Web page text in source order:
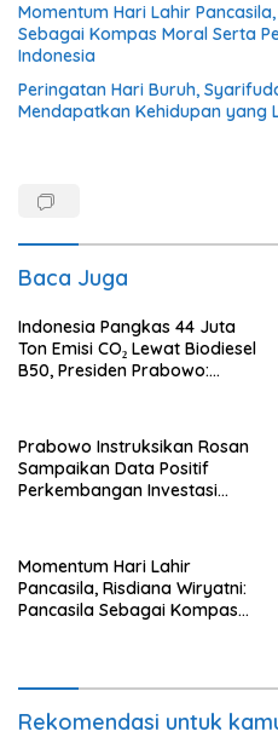
Momentum Hari Lahir
Sebagai Kompas Moral Serta
Indonesia
Peringatan Hari Buruh,
Mendapatkan Kehidupan yang
Baca Juga
Indonesia Pangkas 44 Juta
Ton Emisi CO₂ Lewat Biodiesel
B50, Presiden Prabowo:
Prabowo Instruksikan Rosan
Sampaikan Data Positif
Perkembangan Investasi
Momentum Hari Lahir
Pancasila, Risdiana Wiryatni:
Pancasila Sebagai Kompas
Rekomendasi untuk